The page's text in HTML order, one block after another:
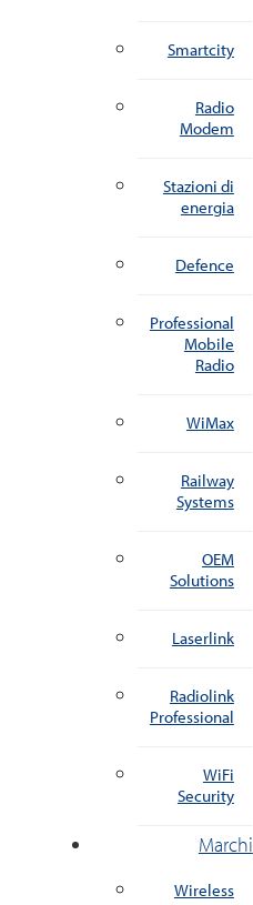
Smartcity
Radio
Modem
Stazioni di
energia
Defence
Professional
Mobile
Radio
WiMax
Railway
Systems
OEM
Solutions
Laserlink
Radiolink
Professional
WiFi
Security
Marchi
Wireless